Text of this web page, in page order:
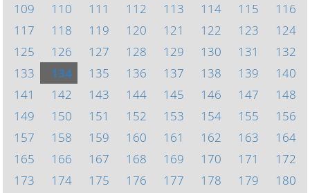
109
110 111 112 113 114 115
116
117
118 119 120 121 122 123
124
125
126 127 128 129 130 131
132
133
134 135 136 137 138 139
140
141
142 143 144 145 146 147
148
149
150 151 152 153 154 155
156
157
158 159 160 161 162 163
164
165
166 167 168 169 170 171
172
173
174 175 176 177 178 179
180